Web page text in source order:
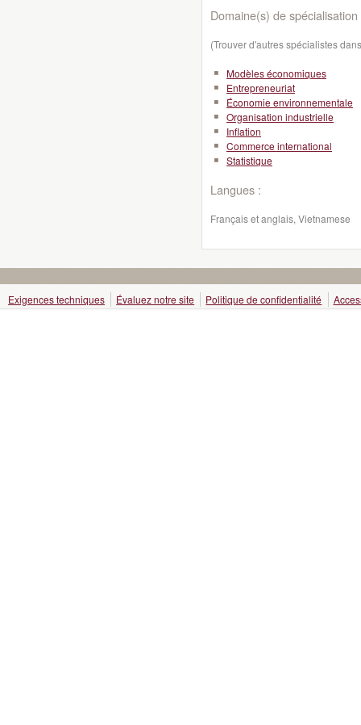
Domaine(s) de spécialisation
(Trouver d'autres spécialistes
Modèles économiques
Entrepreneuriat
Économie environnementale
Organisation industrielle
Inflation
Commerce international
Statistique
Langues :
Français et anglais, Vietnamese
Exigences techniques Évaluez notre site Politique de confidentialité